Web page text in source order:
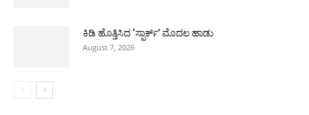
ಕಿಡಿ ಹೊತ್ತಿಸಿದ ‘ಸ್ಪಾರ್ಕ್’ ಮೊದಲ ಹಾಡು
August 7, 2026